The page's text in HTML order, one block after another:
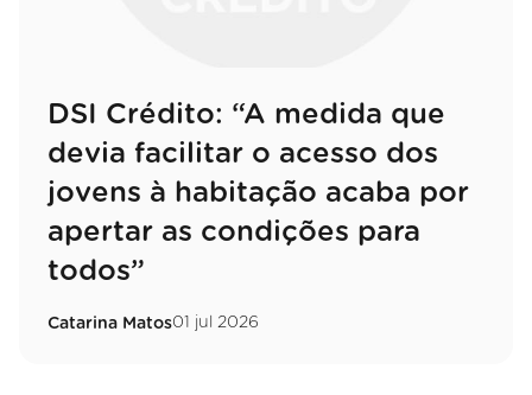
DSI Crédito: “A medida que
devia facilitar o acesso dos
jovens à habitação acaba por
apertar as condições para
todos”
Catarina Matos01 jul 2026